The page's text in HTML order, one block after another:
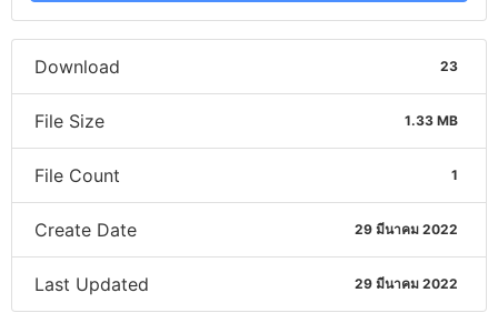
Download 23
File Size 1.33 MB
File Count 1
Create Date 29 มีนาคม 2022
Last Updated 29 มีนาคม 2022